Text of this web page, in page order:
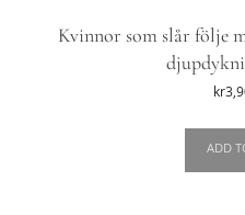
Kvinnor som slår följe
kr
ADD